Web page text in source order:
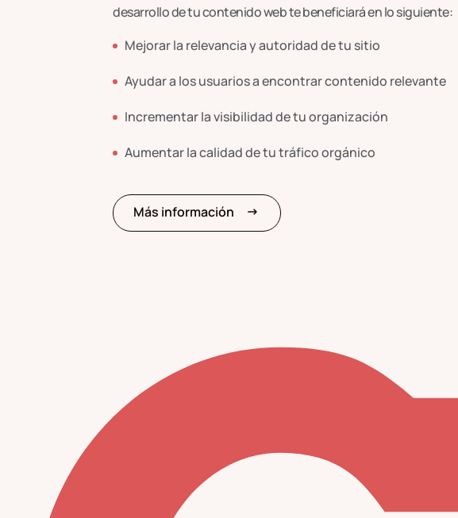
desarrollo de tu contenido web te beneficiará en lo siguiente:
Mejorar la relevancia y autoridad de tu sitio
Ayudar a los usuarios a encontrar contenido relevante
Incrementar la visibilidad de tu organización
Aumentar la calidad de tu tráfico orgánico
Más información arrow_right_alt